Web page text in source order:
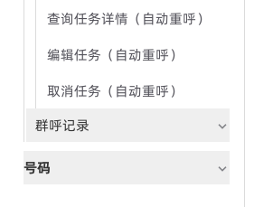
坐席
查询任务详情（自动重呼）
编辑任务（自动重呼）
取消任务（自动重呼）
群呼记录
号码